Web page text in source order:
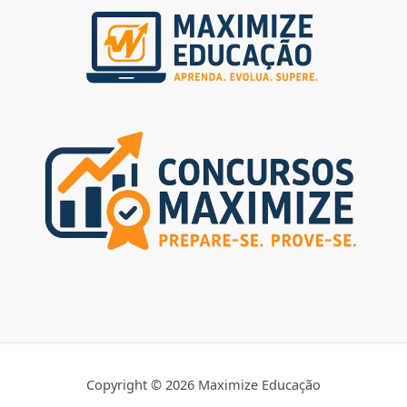
Copyright © 2026 Maximize Educação